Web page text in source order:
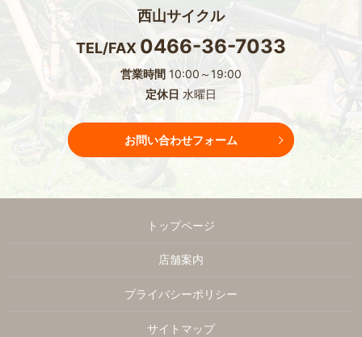
西山サイクル
TEL/FAX 0466-36-7033
営業時間 10:00～19:00
定休日 水曜日
お問い合わせフォーム
トップページ
店舗案内
プライバシーポリシー
サイトマップ